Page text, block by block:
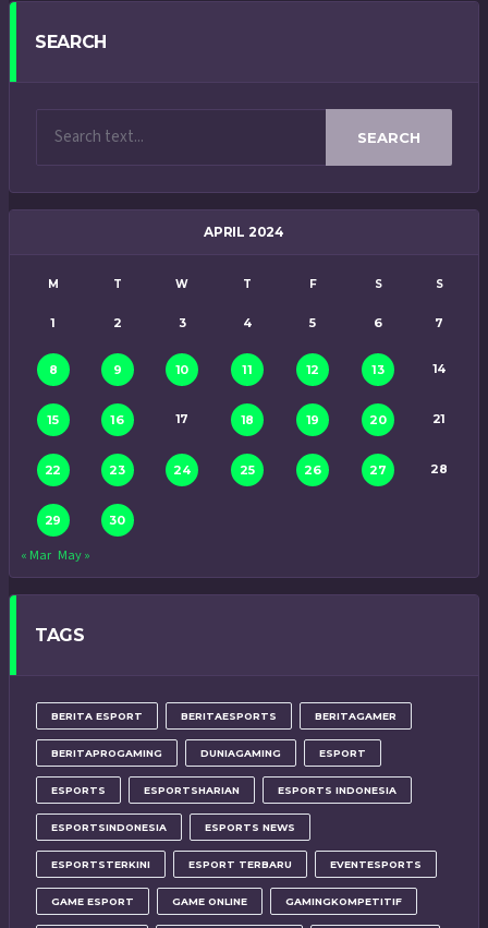
SEARCH
SEARCH
APRIL 2024
M T W T F S S
1 2 3 4 5 6 7
8 9 10 11 12 13 14
15 16 17 18 19 20 21
22 23 24 25 26 27 28
29 30
« Mar May »
TAGS
BERITA ESPORT BERITAESPORTS BERITAGAMER
BERITAPROGAMING DUNIAGAMING ESPORT
ESPORTS ESPORTSHARIAN ESPORTS INDONESIA
ESPORTSINDONESIA ESPORTS NEWS
ESPORTSTERKINI ESPORT TERBARU EVENTESPORTS
GAME ESPORT GAME ONLINE GAMINGKOMPETITIF